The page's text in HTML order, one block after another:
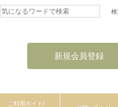
新規会員登録
ご利用ガイド/